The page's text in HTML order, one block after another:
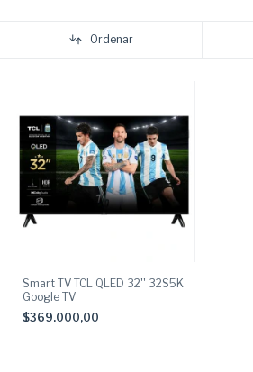
Ordenar
Smart TV TCL QLED 32'' 32S5K
Google TV
$369.000,00